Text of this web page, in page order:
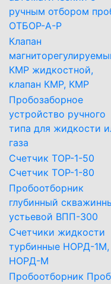
ручным отбором
ОТБОР-А-Р
Клапан
КМР жидкостной,
клапан КМР, КМР
Пробозаборное
устройство ручного
типа для жидкости
газа
Счетчик ТОР-1-50
Счетчик ТОР-1-80
Пробоотборник
глубинный
устьевой ВПП-300
Счетчики жидкости
турбинные НОРД-1М,
НОРД-М
Пробоотборник